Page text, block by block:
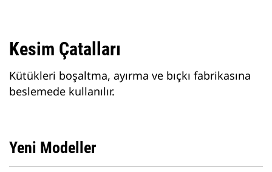
Kesim Çatalları
Kütükleri boşaltma, ayırma ve bıçkı fabrikasına
beslemede kullanılır.
Yeni Modeller